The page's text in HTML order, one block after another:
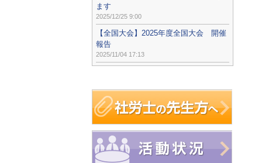
ます
2025/12/25 9:00
【全国大会】2025年度全国大会 開催
報告
2025/11/04 17:13